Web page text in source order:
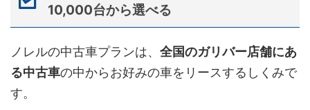
10,000台から選べる
ノレルの中古車プランは、 全国のガリバー店舗にあ
る中古車の中からお好みの車をリースするしくみで
す。